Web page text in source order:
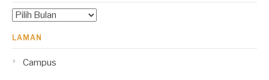
Arsip
LAMAN
Campus